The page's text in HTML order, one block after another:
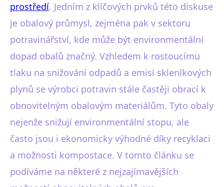
prostředí. Jedním z klíčových prvků této diskuse
je obalový průmysl, zejména pak v sektoru
potravinářství, kde může být environmentální
dopad obalů značný. Vzhledem k rostoucímu
tlaku na snižování odpadů a emisí skleníkových
plynů se výrobci potravin stále častěji obrací k
obnovitelným obalovým materiálům. Tyto obaly
nejenže snižují environmentální stopu, ale
často jsou i ekonomicky výhodné díky recyklaci
a možnosti kompostace. V tomto článku se
podíváme na některé z nejzajímavějších